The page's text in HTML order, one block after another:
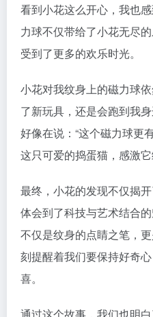
看到小花这么开心，我也
力球不仅带给了小花无尽
受到了更多的欢乐时光。
小花对我纹身上的磁力球
了新玩具，还是会跑到我
好像在说：“这个磁力球更
这只可爱的捣蛋猫，感激
最终，小花的发现不仅揭
体会到了科技与艺术结合
不仅是纹身的点睛之笔，
刻提醒着我们要保持好奇
喜。
通过这个故事，我们也明